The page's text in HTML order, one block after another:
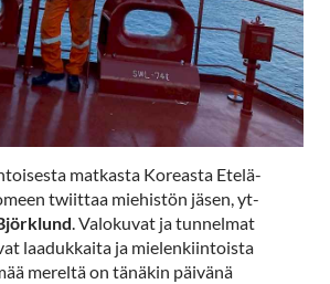
matkasta Koreasta Etelä-
twiittaa miehistön jäsen, yt-
. Valokuvat ja tunnelmat
laadukkaita ja mielenkiintoista
mereltä on tänäkin päivänä